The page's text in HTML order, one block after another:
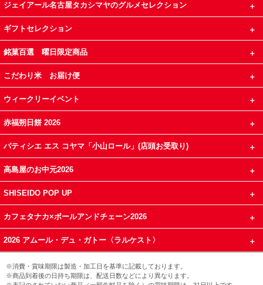
ジェイアール名古屋タカシマヤのグルメセレクション
ギフトセレクション
銘菓百選 曜日限定商品
こだわり米 お届け便
ウィークリーイベント
赤福朔日餅 2026
パティシエ エス コヤマ「小山ロール」(店頭お受取り)
高島屋のお中元2026
SHISEIDO POP UP
カフェタナカ×ボールアンドチェーン2026
2026 アムール・デュ・ガトー〈ラルケスト〉
※消費・賞味期限は製造・加工日を基準に記載しております。
※商品到着後の日持ち期限は、配送日数などにより異なります。